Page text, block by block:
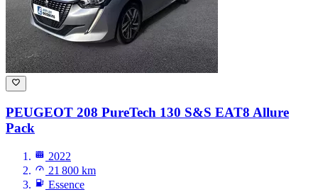
PEUGEOT 208 PureTech 130 S&S EAT8 Allure
Pack
2022
21 800 km
Essence